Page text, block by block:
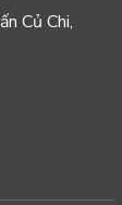
Củ Chi,